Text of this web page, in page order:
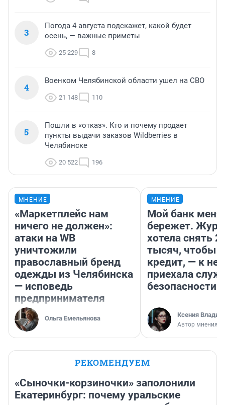
3
Погода 4 августа подскажет, какой будет
осень, — важные приметы
25 229 8
4
Военком Челябинской области ушел на СВО
21 148 110
5
Пошли в «отказ». Кто и почему продает
пункты выдачи заказов Wildberries в
Челябинске
20 522 196
МНЕНИЕ
«Маркетплейс нам
ничего не должен»:
атаки на WB
уничтожили
православный бренд
одежды из Челябинска
— исповедь
предпринимателя
Ольга Емельянова
МНЕНИЕ
Мой банк меня
бережет.
хотела снять
тысяч, чтобы
кредит, — к
приехала
безопасности
Ксения
Автор мнения
РЕКОМЕНДУЕМ
«Сыночки-корзиночки» заполонили
Екатеринбург: почему уральские